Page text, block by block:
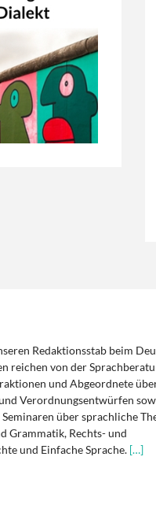
Redaktionsstab beim
reichen von der
und Abgeordnete
Verordnungsentwürfen
über sprachliche
Grammatik, Rechts- und
und Einfache Sprache. […]